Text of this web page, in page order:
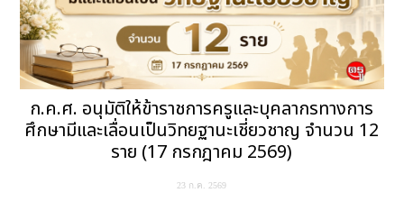
ก.ค.ศ. อนุมัติให้ข้าราชการครูและบุคลากรทางการ
ศึกษามีและเลื่อนเป็นวิทยฐานะเชี่ยวชาญ จำนวน 12
ราย (17 กรกฎาคม 2569)
23 ก.ค. 2569